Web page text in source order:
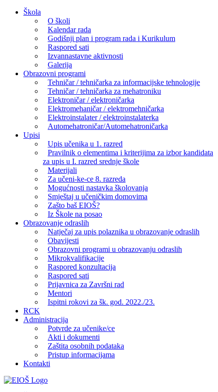
Skip
Škola
O školi
Kalendar rada
Godišnji plan i program rada i Kurikulum
Raspored sati
Izvannastavne aktivnosti
Galerija
Obrazovni programi
Tehničar / tehničarka za informacijske tehnologije
Tehničar / tehničarka za mehatroniku
Elektroničar / elektroničarka
Elektromehaničar / elektromehničarka
Elektroinstalater / elektroinstalaterka
Automehatroničar/Automehatroničarka
Upisi
Upis učenika u 1. razred
Pravilnik o elementima i kriterijima za izbor kandidata
za upis u I. razred srednje škole
Materijali
Za učeni-ke-ce 8. razreda
Mogućnosti nastavka školovanja
Smještaj u učeničkim domovima
Zašto baš EIOŠ?
Iz Škole na posao
Obrazovanje odraslih
Natječaj za upis polaznika u obrazovanje odraslih
Obavijesti
Obrazovni programi u obrazovanju odraslih
Mikrokvalifikacije
Raspored konzultacija
Raspored sati
Prijavnica za Završni rad
Mentori
Ispitni rokovi za šk. god. 2022./23.
RCK
Administracija
Potvrde za učenike/ce
Akti i dokumenti
Zaštita osobnih podataka
Pristup informacijama
Kontakti
Facebook
YouTube
X
Pinterest